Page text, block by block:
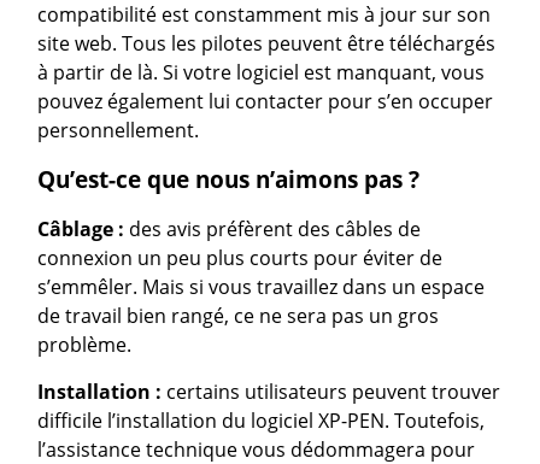
compatibilité est constamment mis à jour sur son
site web. Tous les pilotes peuvent être téléchargés
à partir de là. Si votre logiciel est manquant, vous
pouvez également lui contacter pour s’en occuper
personnellement.
Qu’est-ce que nous n’aimons pas ?
Câblage : des avis préfèrent des câbles de
connexion un peu plus courts pour éviter de
s’emmêler. Mais si vous travaillez dans un espace
de travail bien rangé, ce ne sera pas un gros
problème.
Installation : certains utilisateurs peuvent trouver
difficile l’installation du logiciel XP-PEN. Toutefois,
l’assistance technique vous dédommagera pour